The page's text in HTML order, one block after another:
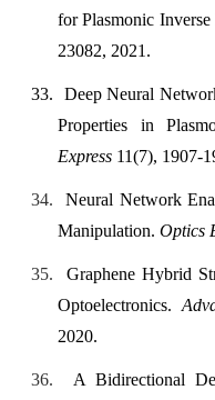
for Plasmonic Inverse
23082, 2021.
33.
Deep Neural
Properties in
Express 11(7), 1907-
34.
Neural Network
Manipulation. Optics
35.
Graphene Hybrid
Optoelectronics.
2020.
36.
A Bidirectional